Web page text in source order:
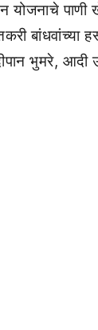
योजनाचे
बांधवांच्या
भुमरे, आदी